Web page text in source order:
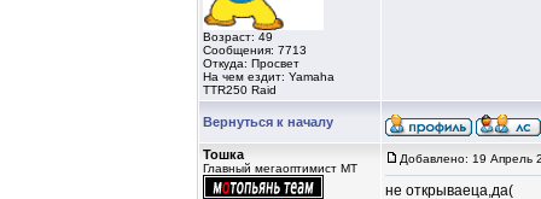
Возраст: 49
Сообщения: 7713
Откуда: Просвет
На чем ездит: Yamaha
TTR250 Raid
Вернуться к началу
Тошка
Главный мегаоптимист МТ
Добавлено: 19 Апрель
не открываеца,да(